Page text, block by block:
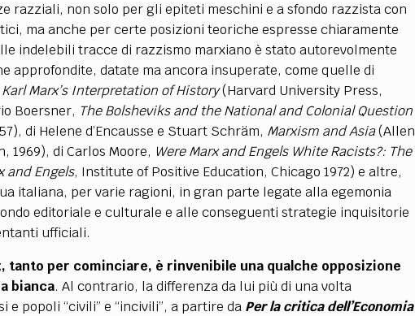
razziali, non solo per gli epiteti meschini e a sfondo razzista con
ma anche per certe posizioni teoriche espresse chiaramente
indelebili tracce di razzismo marxiano è stato autorevolmente
approfondite, datate ma ancora insuperate, come quelle di
Karl Marx’s Interpretation of History(Harvard University Press,
Boersner, The Bolsheviks and the National and Colonial Question
di Helene d’Encausse e Stuart Schräm, Marxism and Asia(Allen
1969), di Carlos Moore, Were Marx and Engels White Racists?: The
and Engels, Institute of Positive Education, Chicago 1972) e altre,
italiana, per varie ragioni, in gran parte legate alla egemonia
editoriale e culturale e alle conseguenti strategie inquisitorie
ufficiali.
tanto per cominciare, è rinvenibile una qualche opposizione
bianca. Al contrario, la differenza da lui più di una volta
popoli “civili” e “incivili”, a partire da Per la critica dell’Economia